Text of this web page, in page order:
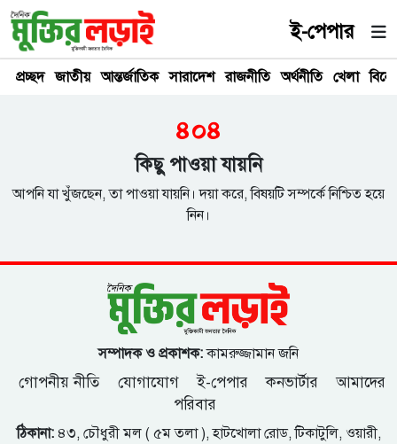
ই-পেপার
প্রচ্ছদ জাতীয় আন্তর্জাতিক সারাদেশ রাজনীতি অর্থনীতি খেলা
৪০৪
কিছু পাওয়া যায়নি
আপনি যা খুঁজছেন, তা পাওয়া যায়নি। দয়া করে, বিষয়টি সম্পর্কে নিশ্চিত হয়ে
নিন।
সম্পাদক ও প্রকাশক:কামরুজ্জামান জনি
গোপনীয় নীতি যোগাযোগ ই-পেপার কনভার্টার
আমাদের
পরিবার
ঠিকানা:৪৩, চৌধুরী মল ( ৫ম তলা ), হাটখোলা রোড, টিকাটুলি, ওয়ারী,